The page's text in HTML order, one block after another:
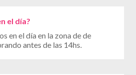
el día?
en el día en la zona de de
antes de las 14hs.